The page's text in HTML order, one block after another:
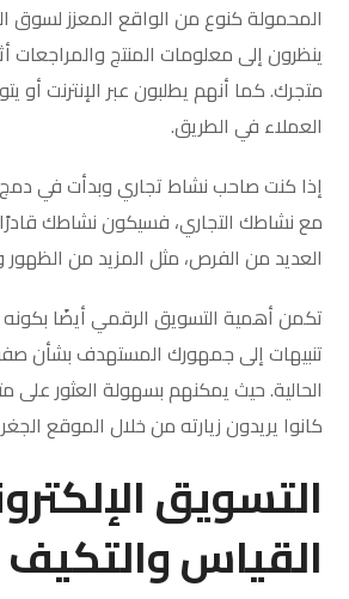
المحمولة كنوع من الواقع المعزز لسوق
ينظرون إلى معلومات المنتج
متجرك. كما أنهم يطلبون عبر الإنترنت أو
العملاء في الطريق.
إذا كنت صاحب نشاط تجاري وبدأت في
مع نشاطك التجاري، فسيكون نشاطك
العديد من الفرص، مثل المزيد من الظهور
تكمن أهمية التسويق الرقمي أيضًا
تنبيهات إلى جمهورك المستهدف بشأن
الحالية. حيث يمكنهم بسهولة العثور على
كانوا يريدون زيارته من خلال الموقع
التسويق
القياس والتكيف